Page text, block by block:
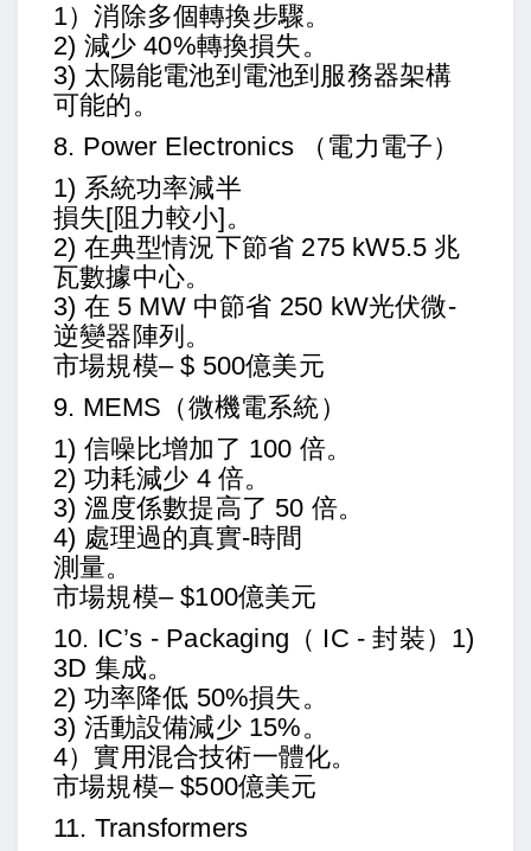
1）消除多個轉換步驟。
2) 減少 40%轉換損失。
3) 太陽能電池到電池到服務器架構
可能的。
8. Power Electronics
（ 電力電子）
1) 系統功率減半
損失[阻力較小]。
2) 在典型情況下節省 275 kW5.5 兆
瓦數據中心。
3) 在 5 MW 中節省 250 kW光伏微-
逆變器陣列。
市場規模– $ 500億美元
9. MEMS（微機電系統）
1) 信噪比增加了 100 倍。
2) 功耗減少 4 倍。
3) 溫度係數提高了 50 倍。
4) 處理過的真實-時間
測量。
市場規模– $100億美元
10. IC’s - Packaging （ IC - 封裝） 1)
3D 集成。
2) 功率降低 50%損失。
3) 活動設備減少 15%。
4）實用混合技術一體化。
市場規模– $500億美元
11. Transformers